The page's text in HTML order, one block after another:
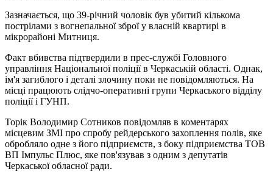
Зазначається, що 39-річний чоловік був убитий кількома
пострілами з вогнепальної зброї у власній квартирі в
мікрорайоні Митниця.
Факт вбивства підтвердили в прес-службі Головного
управління Національної поліції в Черкаській області. Однак,
ім'я загиблого і деталі злочину поки не повідомляються. На
місці працюють слідчо-оперативні групи Черкаського відділу
поліції і ГУНП.
Торік Володимир Сотников повідомляв в коментарях
місцевим ЗМІ про спробу рейдерського захоплення полів, яке
обробляло одне з його підприємств, з боку підприємства ТОВ
ВП Імпульс Плюс, яке пов'язував з одним з депутатів
Черкаської обласної ради.